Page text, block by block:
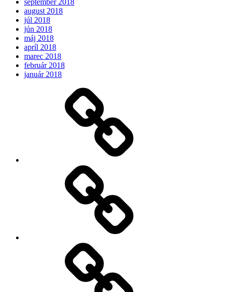
august 2018
júl 2018
jún 2018
máj 2018
apríl 2018
marec 2018
február 2018
január 2018